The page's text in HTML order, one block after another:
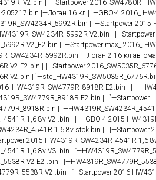
| |—Startpower
|—Логан 16 кл | |—GBO-4 2016_
| |—Startpower 2015
V2.bin | |—Startpower
V2_E2.bin | |—Startpower max_ 2016_
|—Логан 2 16 кл
V2 E2.bin | |—Startpower
V2.bin |
E2.bin | |
E2.bin | | `—Startpower
|
1,6 8v V2 .bin | | |—GBO-4 2015
1,6 8v stok.bin | | |—Startpower
2015 HW4319R_SW4234R_4541R 1,6
1,6 8v V3 .bin |
V2 E2 .bin |
V2 .bin | `—Startpower 2016